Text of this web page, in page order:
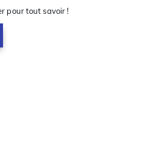
pour tout savoir !